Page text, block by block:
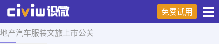
免费试用
地产汽车服装文旅 上市公关
首页 > 舆情导航 > 正文